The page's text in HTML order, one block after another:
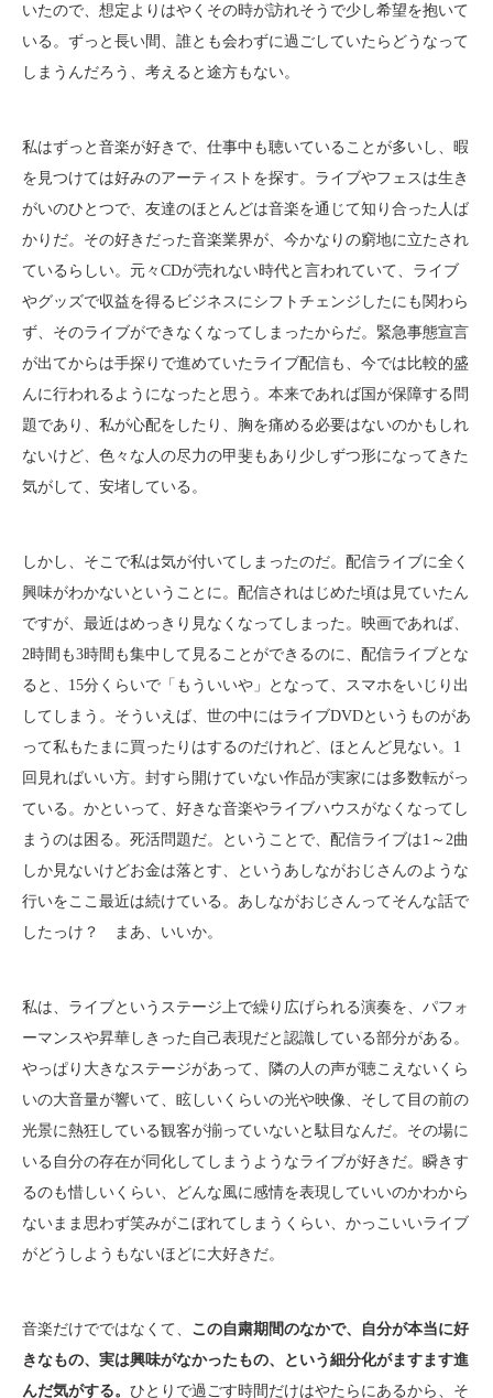
いたので、想定よりはやくその時が訪れそうで少し希望を抱いて
いる。ずっと長い間、誰とも会わずに過ごしていたらどうなって
しまうんだろう、考えると途方もない。
私はずっと音楽が好きで、仕事中も聴いていることが多いし、暇
を見つけては好みのアーティストを探す。ライブやフェスは生き
がいのひとつで、友達のほとんどは音楽を通じて知り合った人ば
かりだ。その好きだった音楽業界が、今かなりの窮地に立たされ
ているらしい。元々CDが売れない時代と言われていて、ライブ
やグッズで収益を得るビジネスにシフトチェンジしたにも関わら
ず、そのライブができなくなってしまったからだ。緊急事態宣言
が出てからは手探りで進めていたライブ配信も、今では比較的盛
んに行われるようになったと思う。本来であれば国が保障する問
題であり、私が心配をしたり、胸を痛める必要はないのかもしれ
ないけど、色々な人の尽力の甲斐もあり少しずつ形になってきた
気がして、安堵している。
しかし、そこで私は気が付いてしまったのだ。配信ライブに全く
興味がわかないということに。配信されはじめた頃は見ていたん
ですが、最近はめっきり見なくなってしまった。映画であれば、
2時間も3時間も集中して見ることができるのに、配信ライブとな
ると、15分くらいで「もういいや」となって、スマホをいじり出
してしまう。そういえば、世の中にはライブDVDというものがあ
って私もたまに買ったりはするのだけれど、ほとんど見ない。1
回見ればいい方。封すら開けていない作品が実家には多数転がっ
ている。かといって、好きな音楽やライブハウスがなくなってし
まうのは困る。死活問題だ。ということで、配信ライブは1～2曲
しか見ないけどお金は落とす、というあしながおじさんのような
行いをここ最近は続けている。あしながおじさんってそんな話で
したっけ？ まあ、いいか。
私は、ライブというステージ上で繰り広げられる演奏を、パフォ
ーマンスや昇華しきった自己表現だと認識している部分がある。
やっぱり大きなステージがあって、隣の人の声が聴こえないくら
いの大音量が響いて、眩しいくらいの光や映像、そして目の前の
光景に熱狂している観客が揃っていないと駄目なんだ。その場に
いる自分の存在が同化してしまうようなライブが好きだ。瞬きす
るのも惜しいくらい、どんな風に感情を表現していいのかわから
ないまま思わず笑みがこぼれてしまうくらい、かっこいいライブ
がどうしようもないほどに大好きだ。
音楽だけでではなくて、 この自粛期間のなかで、自分が本当に好
きなもの、実は興味がなかったもの、という細分化がますます進
んだ気がする。 ひとりで過ごす時間だけはやたらにあるから、そ